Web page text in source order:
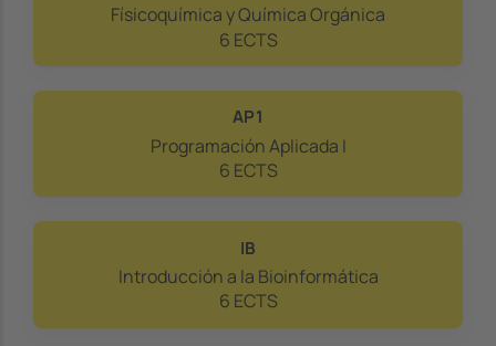
Físicoquímica y Química Orgánica
6 ECTS
AP1
Programación Aplicada I
6 ECTS
IB
Introducción a la Bioinformática
6 ECTS